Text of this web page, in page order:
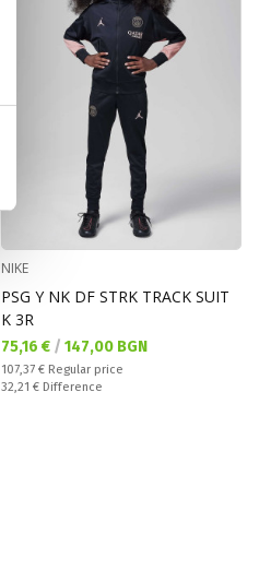
NIKE
PSG Y NK DF STRK TRACK SUIT
K 3R
Текуща цена:
75,16 € / 147,00 BGN
Regular price:
107,37 € Regular price
Спестявате:
32,21 € Difference